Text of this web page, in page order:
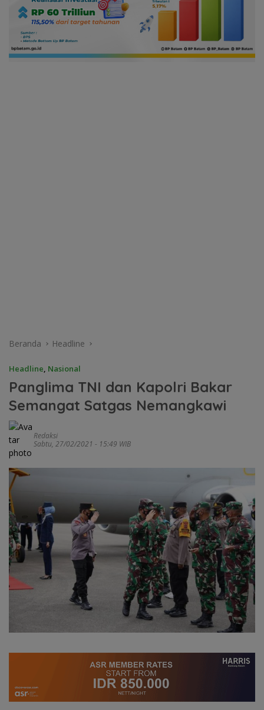
Beranda Headline
Headline, Nasional
Panglima TNI dan Kapolri Bakar
Semangat Satgas Nemangkawi
Redaksi
Sabtu, 27/02/2021 - 15:49 WIB